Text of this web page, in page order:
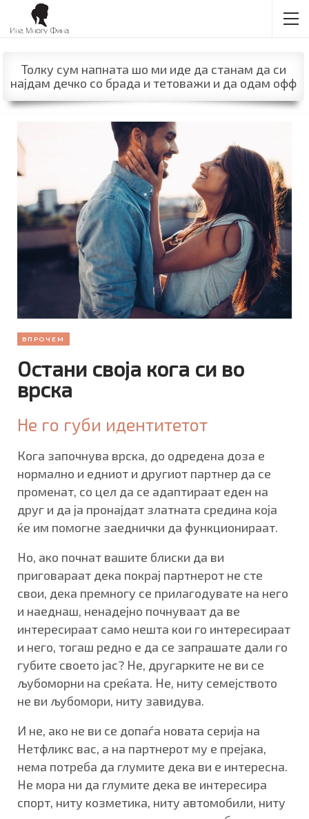
Толку сум напната шо ми иде да станам да си
најдам дечко со брада и тетоважи и да одам офф
ВПРОЧЕМ
Остани своја кога си во
врска
Не го губи идентитетот
Кога започнува врска, до одредена доза е
нормално и едниот и другиот партнер да се
променат, со цел да се адаптираат еден на
друг и да ја пронајдат златната средина која
ќе им помогне заеднички да функционираат.
Но, ако почнат вашите блиски да ви
приговараат дека покрај партнерот не сте
свои, дека премногу се прилагодувате на него
и наеднаш, ненадејно почнуваат да ве
интересираат само нешта кои го интересираат
и него, тогаш редно е да се запрашате дали го
губите своето јас? Не, другарките не ви се
љубоморни на среќата. Не, ниту семејството
не ви љубомори, ниту завидува.
И не, ако не ви се допаѓа новата серија на
Нетфликс вас, а на партнерот му е прејака,
нема потреба да глумите дека ви е интересна.
Не мора ни да глумите дека ве интересира
спорт, ниту козметика, ниту автомобили, ниту